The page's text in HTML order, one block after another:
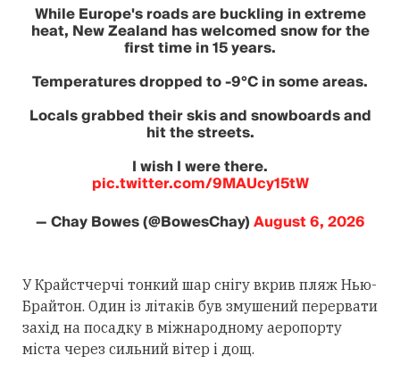
While Europe's roads are buckling in extreme
heat, New Zealand has welcomed snow for the
first time in 15 years.
Temperatures dropped to -9°C in some areas.
Locals grabbed their skis and snowboards and
hit the streets.
I wish I were there.
pic.twitter.com/9MAUcy15tW
— Chay Bowes (@BowesChay)August 6, 2026
У Крайстчерчі тонкий шар снігу вкрив пляж Нью-
Брайтон. Один із літаків був змушений перервати
захід на посадку в міжнародному аеропорту
міста через сильний вітер і дощ.